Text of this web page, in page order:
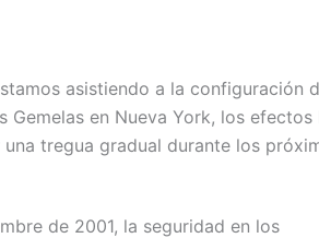
asistiendo a la configuración
Gemelas en Nueva York, los
tregua gradual durante los
de 2001, la seguridad en los